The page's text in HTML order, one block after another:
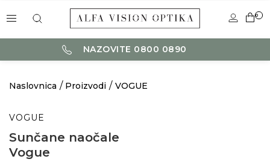
0
NAZOVITE 0800 0890
Naslovnica Proizvodi VOGUE
VOGUE
Sunčane naočale
Vogue